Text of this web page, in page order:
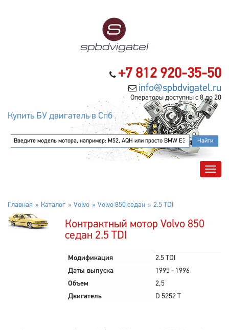
+7 812 920-35-50
info@spbdvigatel.ru
Операторы доступны с 8 до 20
Купить БУ двигатель в Спб
Главная Каталог Volvo Volvo 850 седан 2.5 TDI
Контрактный мотор Volvo 850
седан 2.5 TDI
Модификация
2.5 TDI
Даты выпуска
1995 - 1996
Объем
2,5
Двигатель
D 5252 T